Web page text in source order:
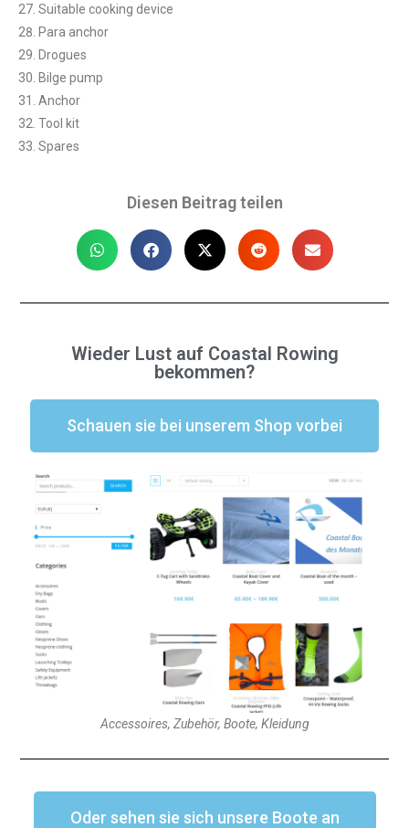
Suitable cooking device
Para anchor
Drogues
Bilge pump
Anchor
Tool kit
Spares
Diesen Beitrag teilen
Wieder Lust auf Coastal Rowing
bekommen?
Schauen sie bei unserem Shop vorbei
Accessoires, Zubehör, Boote, Kleidung
Oder sehen sie sich unsere Boote an